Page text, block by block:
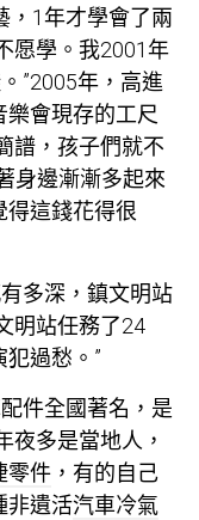
，1年才學會了兩
愿學。我2001年
”2005年，高進
會現存的工尺
譜，孩子們就不
身邊漸漸多起來
得這錢花得很
多深，鎮文明站
明站任務了24
過愁。”
件全國著名，是
夜多是當地人，
零件 ，有的自己
非遺活汽車冷氣